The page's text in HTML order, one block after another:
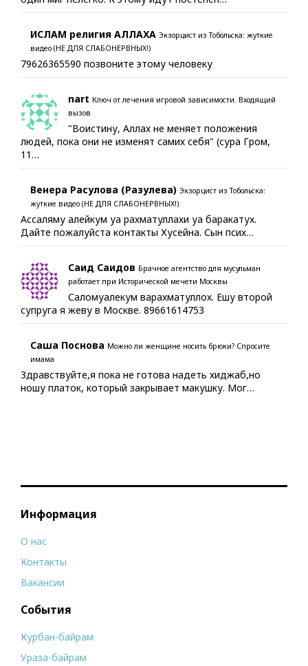
ИСЛАМ религия АЛЛАХА Экзорцист из Тобольска: жуткие
видео (НЕ ДЛЯ СЛАБОНЕРВНЫХ!)
79626365590 позвоните этому человеку
nart Ключ от лечения игровой зависимости. Входящий
вызов
"Воистину, Аллах не меняет положения
людей, пока они не изменят самих себя" (сура Гром,
11…
Венера Расулова (Разулева) Экзорцист из Тобольска:
жуткие видео (НЕ ДЛЯ СЛАБОНЕРВНЫХ!)
Ассаляму алейкум уа рахматуллахи уа баракатух.
Дайте пожалуйста контакты Хусейна. Сын псих…
Саид Саидов Брачное агентство для мусульман
работает при Исторической мечети Москвы
Саломуалекум варахматуллох. Ешу второй
супруга я жеву в Москве. 89661614753
Саша Поснова Можно ли женщине носить брюки? Спросите
имама
Здравствуйте,я пока не готова надеть хиджаб,но
ношу платок, который закрывает макушку. Мог…
Информация
О нас
Контакты
Вакансии
События
Курбан-байрам
Ураза-байрам